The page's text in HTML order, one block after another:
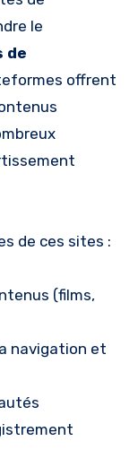
le
de
offrent
de ces sites :
(films,
navigation et